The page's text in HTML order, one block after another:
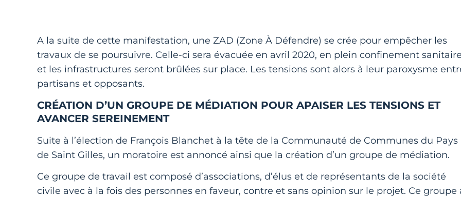
A la suite de cette manifestation, une ZAD (Zone À Défendre) se crée pour empêcher les
travaux de se poursuivre. Celle-ci sera évacuée en avril 2020, en plein confinement
et les infrastructures seront brûlées sur place. Les tensions sont alors à leur paroxysme
partisans et opposants.
CRÉATION D’UN GROUPE DE MÉDIATION POUR APAISER LES TENSIONS ET
AVANCER SEREINEMENT
Suite à l’élection de François Blanchet à la tête de la Communauté de Communes du Pays
de Saint Gilles, un moratoire est annoncé ainsi que la création d’un groupe de médiation.
Ce groupe de travail est composé d’associations, d’élus et de représentants de la société
civile avec à la fois des personnes en faveur, contre et sans opinion sur le projet. Ce groupe